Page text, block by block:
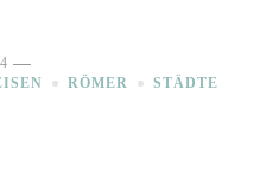
RÖMER STÄDTE